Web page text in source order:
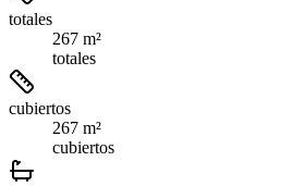
totales
267 m²
totales
cubiertos
267 m²
cubiertos